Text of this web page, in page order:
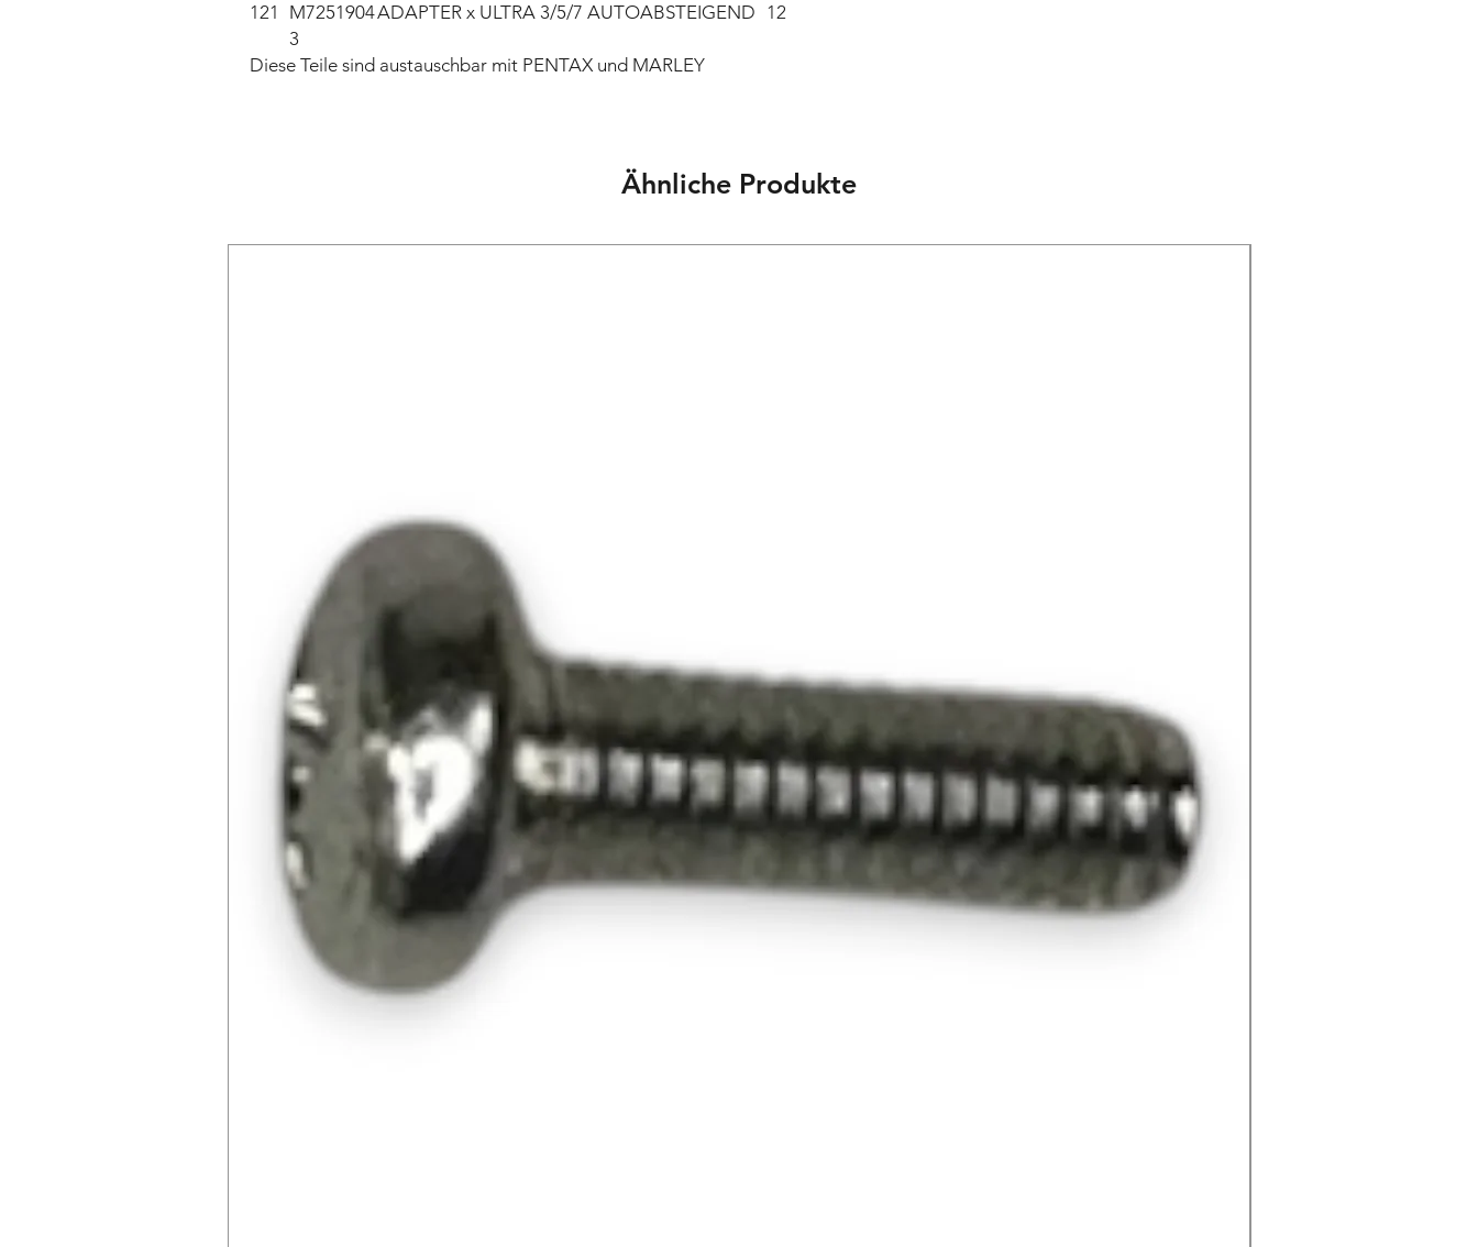
121
M7251904
3
ADAPTER x ULTRA 3/5/7 AUTOABSTEIGEND 12
Diese Teile sind austauschbar mit PENTAX und MARLEY
Ähnliche Produkte